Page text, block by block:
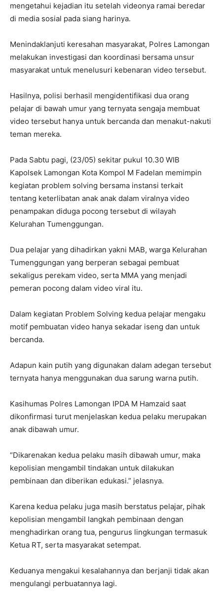
mengetahui kejadian itu setelah videonya ramai beredar
di media sosial pada siang harinya.
Menindaklanjuti keresahan masyarakat, Polres Lamongan
melakukan investigasi dan koordinasi bersama unsur
masyarakat untuk menelusuri kebenaran video tersebut.
Hasilnya, polisi berhasil mengidentifikasi dua orang
pelajar di bawah umur yang ternyata sengaja membuat
video tersebut hanya untuk bercanda dan menakut-nakuti
teman mereka.
Pada Sabtu pagi, (23/05) sekitar pukul 10.30 WIB
Kapolsek Lamongan Kota Kompol M Fadelan memimpin
kegiatan problem solving bersama instansi terkait
tentang keterlibatan anak anak dalam viralnya video
penampakan diduga pocong tersebut di wilayah
Kelurahan Tumenggungan.
Dua pelajar yang dihadirkan yakni MAB, warga Kelurahan
Tumenggungan yang berperan sebagai pembuat
sekaligus perekam video, serta MMA yang menjadi
pemeran pocong dalam video viral itu.
Dalam kegiatan Problem Solving kedua pelajar mengaku
motif pembuatan video hanya sekadar iseng dan untuk
bercanda.
Adapun kain putih yang digunakan dalam adegan tersebut
ternyata hanya menggunakan dua sarung warna putih.
Kasihumas Polres Lamongan IPDA M Hamzaid saat
dikonfirmasi turut menjelaskan kedua pelaku merupakan
anak dibawah umur.
“Dikarenakan kedua pelaku masih dibawah umur, maka
kepolisian mengambil tindakan untuk dilakukan
pembinaan dan diberikan edukasi.” jelasnya.
Karena kedua pelaku juga masih berstatus pelajar, pihak
kepolisian mengambil langkah pembinaan dengan
menghadirkan orang tua, pengurus lingkungan termasuk
Ketua RT, serta masyarakat setempat.
Keduanya mengakui kesalahannya dan berjanji tidak akan
mengulangi perbuatannya lagi.